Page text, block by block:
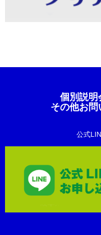
個別説明
その他お問
公式